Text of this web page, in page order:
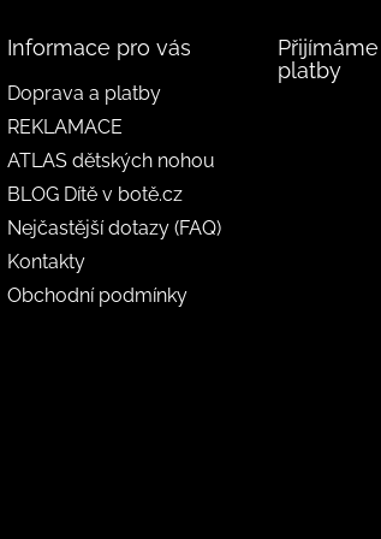
Informace pro vás
Doprava a platby
REKLAMACE
ATLAS dětských nohou
BLOG Dítě v botě.cz
Nejčastější dotazy (FAQ)
Kontakty
Obchodní podmínky
platby